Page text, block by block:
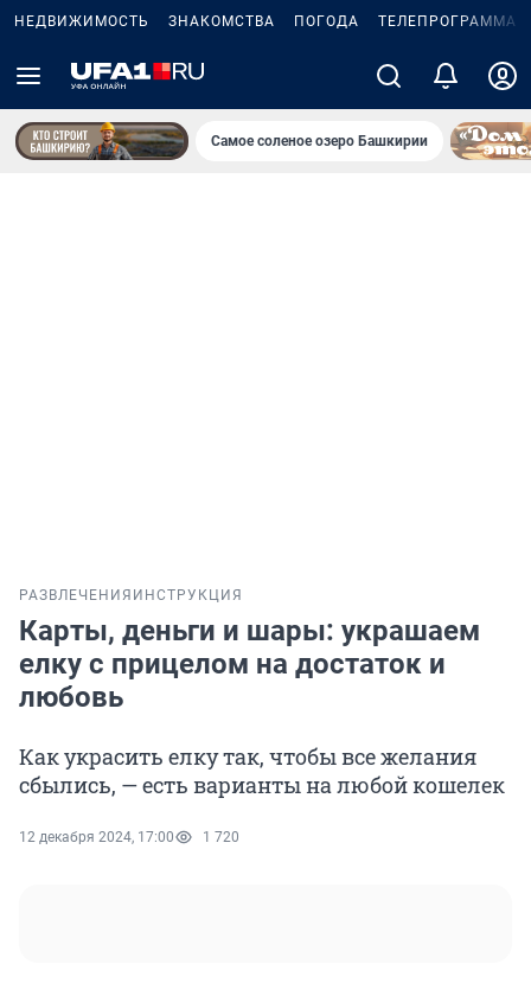
НЕДВИЖИМОСТЬ ЗНАКОМСТВА ПОГОДА ТЕЛЕПРОГРАММА
Самое соленое озеро Башкирии
РАЗВЛЕЧЕНИЯ ИНСТРУКЦИЯ
Карты, деньги и шары: украшаем
елку с прицелом на достаток и
любовь
Как украсить елку так, чтобы все желания
сбылись, — есть варианты на любой кошелек
12 декабря 2024, 17:00 1 720